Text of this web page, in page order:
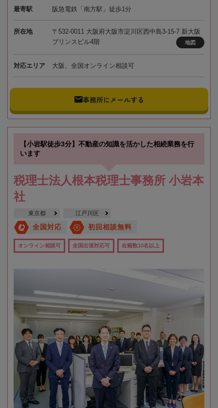
最寄駅 阪急電鉄「南方駅」徒歩1分
所在地
〒532-0011 大阪府大阪市淀川区西中島3-15-7 新大阪
プリンスビル4階
地図
対応エリア 大阪、全国オンライン相談可
事務所にメールする
【小岩駅徒歩3分】不動産の知識を活かした相続業務を行
います
税理士法人根本税理士事務所 小岩本
社
東京都 江戸川区
全国対応 初回相談無料
オンライン相談可 全国出張対応可 在籍数10名以上